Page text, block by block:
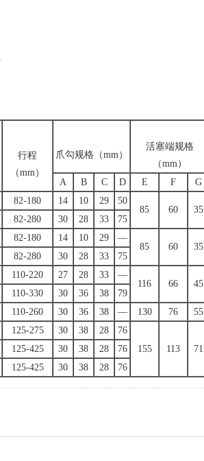
行程
（mm）
爪勾规格（mm）
活塞端规格
（mm）
A
B C D E F
G
82-180 14 10 29
50
85
60 35
82-280 30 28 33 75
82-180 14 10 29
––
85
60 35
82-280 30 28 33 75
110-220 27 28 33
––
116
66 45
110-330 30 36 38 79
110-260 30 36 38 –– 130 76 55
125-275 30 38 28
76
155
113 71
125-425 30 38 28 76
125-425 30 38 28 76